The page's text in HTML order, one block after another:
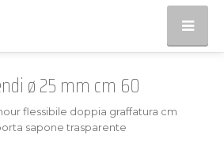
ø 25 mm cm 60
flessibile doppia graffatura cm
sapone trasparente